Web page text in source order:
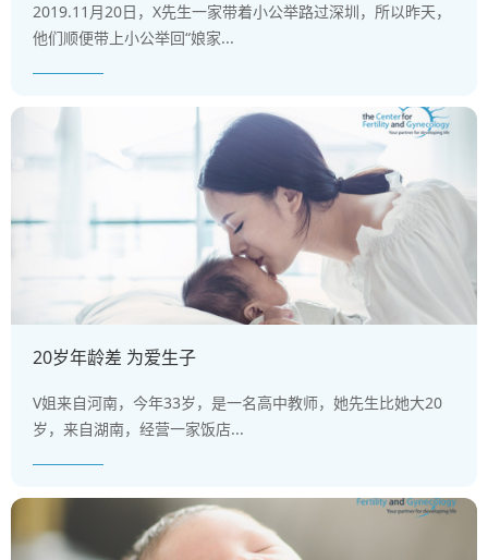
2019.11月20日，X先生一家带着小公举路过深圳，所以昨天，
他们顺便带上小公举回“娘家...
20岁年龄差 为爱生子
V姐来自河南，今年33岁，是一名高中教师，她先生比她大20
岁，来自湖南，经营一家饭店...